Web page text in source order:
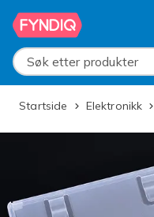
Hopp til
Søk etter produkter
Startside Elektronikk